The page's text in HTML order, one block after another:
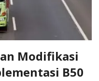
Modifikasi
B50